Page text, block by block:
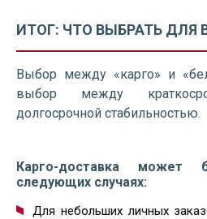
ИТОГ: ЧТО ВЫБРАТЬ ДЛЯ
Выбор между «карго» и
выбор между
долгосрочной стабильностью.
Карго-доставка может
следующих случаях:
Для небольших личных